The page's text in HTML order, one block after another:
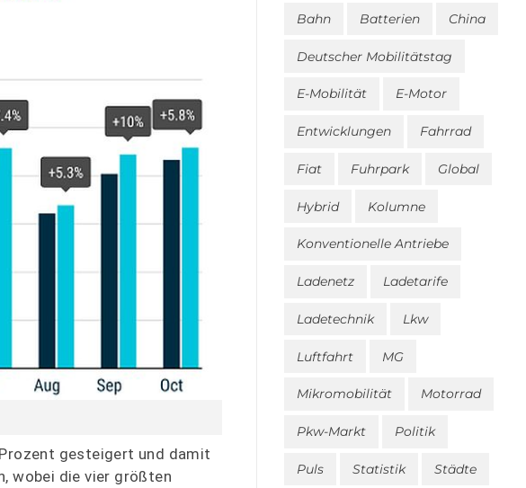
gesteigert und damit
wobei die vier größten
Bahn Batterien China
Deutscher Mobilitätstag
E-Mobilität E-Motor
Entwicklungen Fahrrad
Fiat Fuhrpark Global
Hybrid Kolumne
Konventionelle Antriebe
Ladenetz Ladetarife
Ladetechnik Lkw
Luftfahrt MG
Mikromobilität Motorrad
Pkw-Markt Politik
Puls Statistik Städte